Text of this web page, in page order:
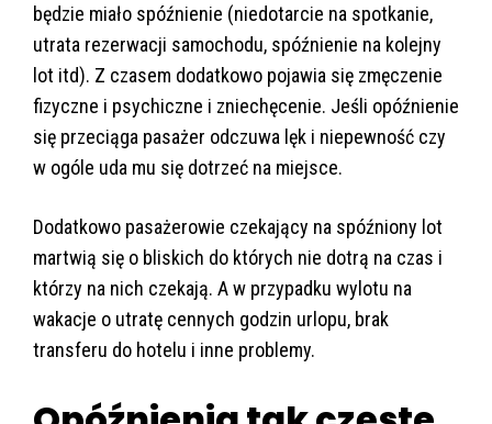
będzie miało spóźnienie (niedotarcie na spotkanie,
utrata rezerwacji samochodu, spóźnienie na kolejny
lot itd). Z czasem dodatkowo pojawia się zmęczenie
fizyczne i psychiczne i zniechęcenie. Jeśli opóźnienie
się przeciąga pasażer odczuwa lęk i niepewność czy
w ogóle uda mu się dotrzeć na miejsce.
Dodatkowo pasażerowie czekający na spóźniony lot
martwią się o bliskich do których nie dotrą na czas i
którzy na nich czekają. A w przypadku wylotu na
wakacje o utratę cennych godzin urlopu, brak
transferu do hotelu i inne problemy.